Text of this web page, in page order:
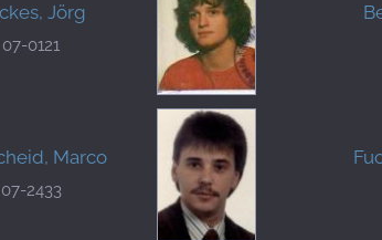
Jörg
07-0121
Marco
07-2433